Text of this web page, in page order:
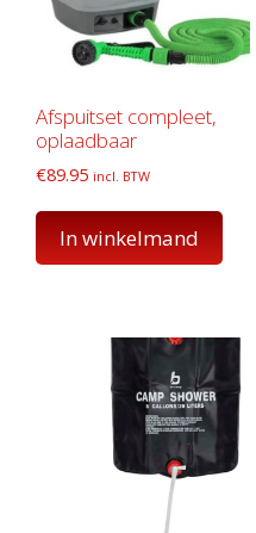
Afspuitset compleet,
oplaadbaar
€89.95 incl. BTW
In winkelmand